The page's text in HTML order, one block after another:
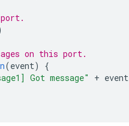
on this port.
(event)
{
Got message" + event